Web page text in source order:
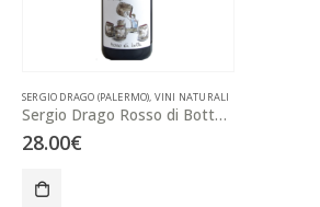
SERGIO DRAGO (PALERMO), VINI NATURALI
Sergio Drago Rosso di Botte 75cl
28.00€